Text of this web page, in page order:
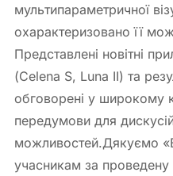
мультипараметричної
охарактеризовано її
Представлені новітні
(Celena S, Luna II) та
обговорені у широкому
передумови для
можливостей.Дякуємо
учасникам за проведену